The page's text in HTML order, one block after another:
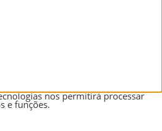
nos permitirá processar
e funções.